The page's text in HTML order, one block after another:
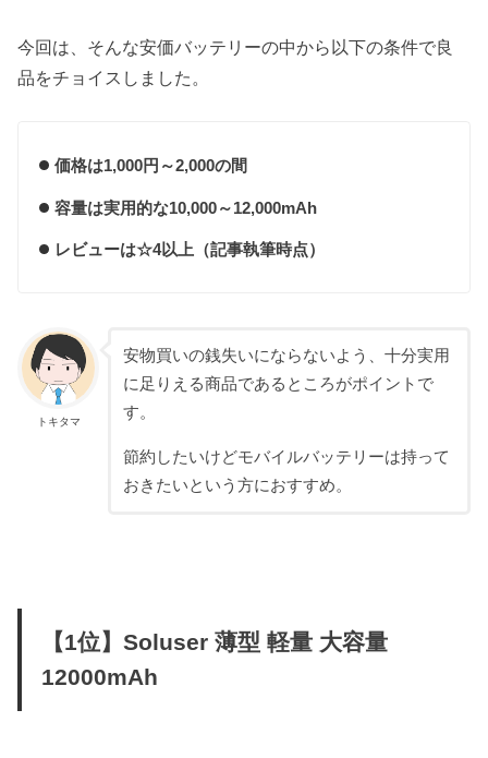
今回は、そんな安価バッテリーの中から以下の条件で良
品をチョイスしました。
価格は1,000円～2,000の間
容量は実用的な10,000～12,000mAh
レビューは☆4以上（記事執筆時点）
トキタマ
安物買いの銭失いにならないよう、十分実用
に足りえる商品であるところがポイントで
す。
節約したいけどモバイルバッテリーは持って
おきたいという方におすすめ。
【1位】Soluser 薄型 軽量 大容量
12000mAh